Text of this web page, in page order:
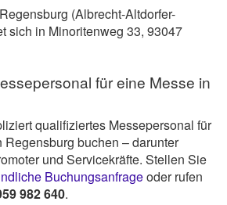
(Albrecht-Altdorfer-
sich in Minoritenweg 33, 93047
für eine Messe in
qualifiziertes Messepersonal für
Regensburg buchen – darunter
und Servicekräfte. Stellen Sie
Buchungsanfrageoder rufen
982 640.